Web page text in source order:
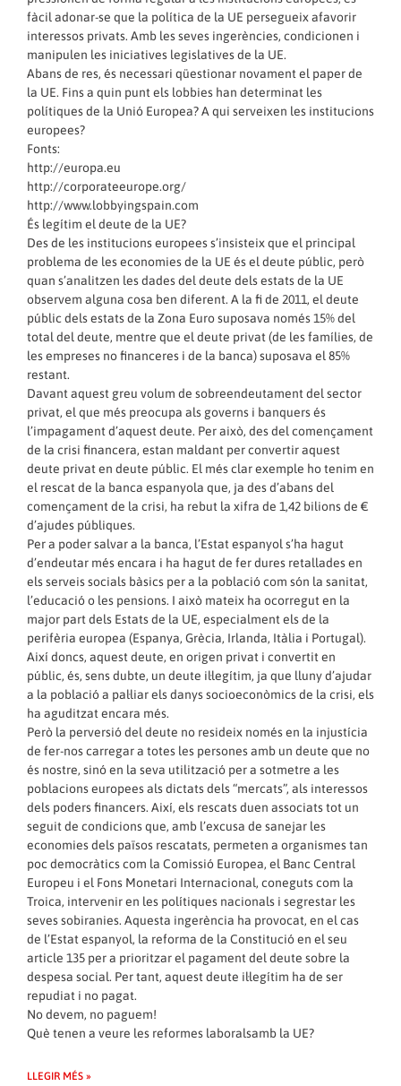
fàcil adonar-se que la política de la UE persegueix afavorir
interessos privats. Amb les seves ingerències, condicionen i
manipulen les iniciatives legislatives de la UE.
Abans de res, és necessari qüestionar novament el paper de
la UE. Fins a quin punt els lobbies han determinat les
polítiques de la Unió Europea? A qui serveixen les institucions
europees?
Fonts:
http://europa.eu
http://corporateeurope.org/
http://www.lobbyingspain.com
És legítim el deute de la UE?
Des de les institucions europees s’insisteix que el principal
problema de les economies de la UE és el deute públic, però
quan s’analitzen les dades del deute dels estats de la UE
observem alguna cosa ben diferent. A la fi de 2011, el deute
públic dels estats de la Zona Euro suposava només 15% del
total del deute, mentre que el deute privat (de les famílies, de
les empreses no financeres i de la banca) suposava el 85%
restant.
Davant aquest greu volum de sobreendeutament del sector
privat, el que més preocupa als governs i banquers és
l’impagament d’aquest deute. Per això, des del començament
de la crisi financera, estan maldant per convertir aquest
deute privat en deute públic. El més clar exemple ho tenim en
el rescat de la banca espanyola que, ja des d’abans del
començament de la crisi, ha rebut la xifra de 1,42 bilions de €
d’ajudes públiques.
Per a poder salvar a la banca, l’Estat espanyol s’ha hagut
d’endeutar més encara i ha hagut de fer dures retallades en
els serveis socials bàsics per a la població com són la sanitat,
l’educació o les pensions. I això mateix ha ocorregut en la
major part dels Estats de la UE, especialment els de la
perifèria europea (Espanya, Grècia, Irlanda, Itàlia i Portugal).
Així doncs, aquest deute, en origen privat i convertit en
públic, és, sens dubte, un deute il·legítim, ja que lluny d’ajudar
a la població a pal·liar els danys socioeconòmics de la crisi, els
ha aguditzat encara més.
Però la perversió del deute no resideix només en la injustícia
de fer-nos carregar a totes les persones amb un deute que no
és nostre, sinó en la seva utilització per a sotmetre a les
poblacions europees als dictats dels “mercats”, als interessos
dels poders financers. Així, els rescats duen associats tot un
seguit de condicions que, amb l’excusa de sanejar les
economies dels països rescatats, permeten a organismes tan
poc democràtics com la Comissió Europea, el Banc Central
Europeu i el Fons Monetari Internacional, coneguts com la
Troica, intervenir en les polítiques nacionals i segrestar les
seves sobiranies. Aquesta ingerència ha provocat, en el cas
de l’Estat espanyol, la reforma de la Constitució en el seu
article 135 per a prioritzar el pagament del deute sobre la
despesa social. Per tant, aquest deute il·legítim ha de ser
repudiat i no pagat.
No devem, no paguem!
Què tenen a veure les reformes laboralsamb la UE?
LLEGIR MÉS »